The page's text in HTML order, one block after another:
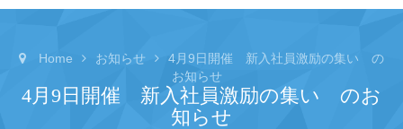
Home お知らせ
4月9日開催 新入社員激励の集い の
お知らせ
4月9日開催 新入社員激励の集い のお
知らせ